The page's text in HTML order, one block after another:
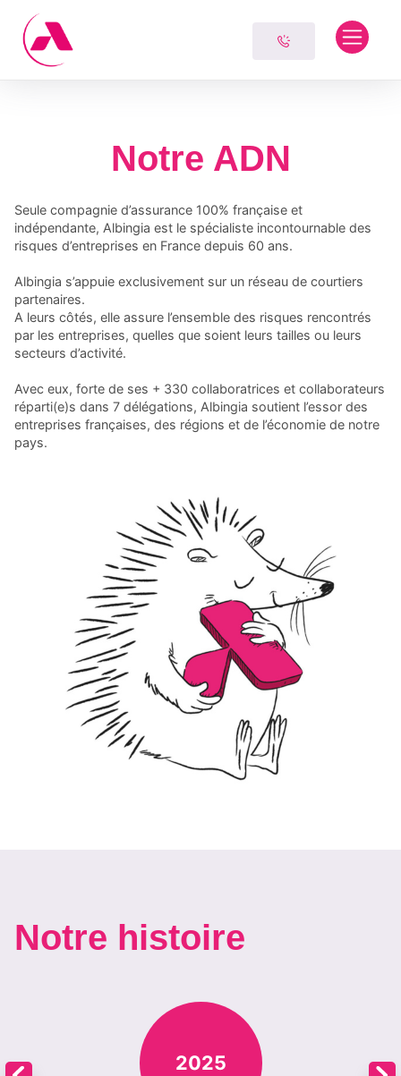
content
Notre ADN
Seule compagnie d’assurance 100% française et
indépendante, Albingia est le spécialiste incontournable des
risques d’entreprises en France depuis 60 ans.
Albingia s’appuie exclusivement sur un réseau de courtiers
partenaires.
A leurs côtés, elle assure l’ensemble des risques rencontrés
par les entreprises, quelles que soient leurs tailles ou leurs
secteurs d’activité.
Avec eux, forte de ses + 330 collaboratrices et collaborateurs
réparti(e)s dans 7 délégations, Albingia soutient l’essor des
entreprises françaises, des régions et de l’économie de notre
pays.
Notre histoire
2025
Panneau de gestion des cookies